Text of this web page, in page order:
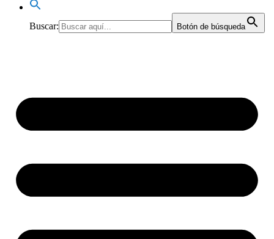
Buscar: Botón de búsqueda